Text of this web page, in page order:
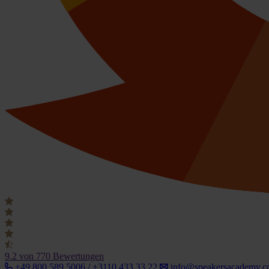
9.2 von 770 Bewertungen
+49 800 589 5006 / +3110 433 33 22